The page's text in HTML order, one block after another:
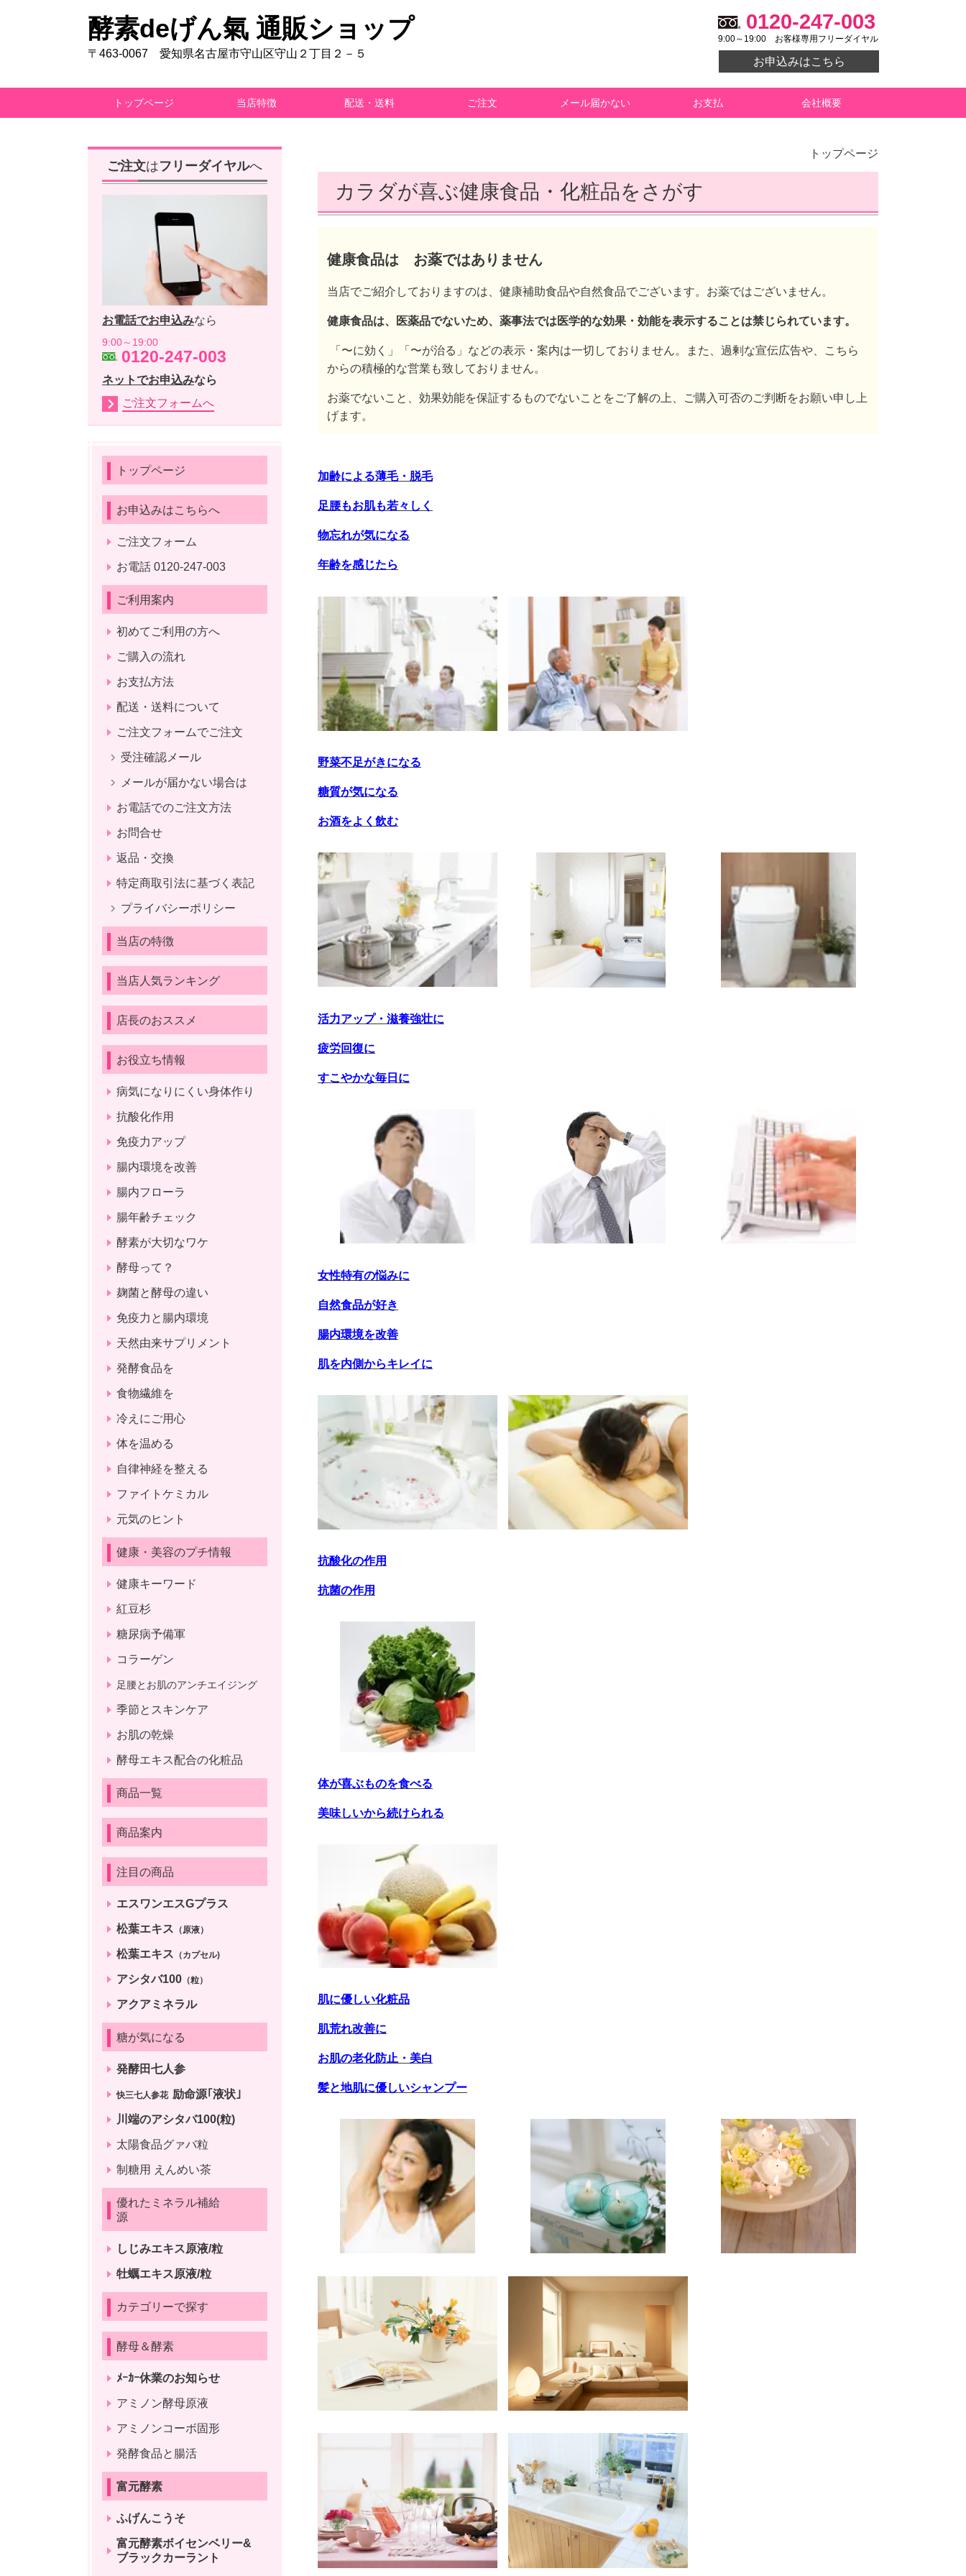
酵素deげん氣 通販ショップ
〒463-0067 愛知県名古屋市守山区守山２丁目２－５
0120-247-003
9:00～19:00 お客様専用フリーダイヤル
お申込みはこちら
トップページ 当店特徴 配送・送料 ご注文 メール届かない お支払 会社概要
トップページ
カラダが喜ぶ健康食品・化粧品をさがす
健康食品は お薬ではありません
当店でご紹介しておりますのは、健康補助食品や自然食品でございます。お薬ではございません。
健康食品は、医薬品でないため、薬事法では医学的な効果・効能を表示することは禁じられています。
「〜に効く」「〜が治る」などの表示・案内は一切しておりません。また、過剰な宣伝広告や、こちら
からの積極的な営業も致しておりません。
お薬でないこと、効果効能を保証するものでないことをご了解の上、ご購入可否のご判断をお願い申し上
げます。
加齢による薄毛・脱毛
足腰もお肌も若々しく
物忘れが気になる
年齢を感じたら
野菜不足がきになる
糖質が気になる
お酒をよく飲む
活力アップ・滋養強壮に
疲労回復に
すこやかな毎日に
女性特有の悩みに
自然食品が好き
腸内環境を改善
肌を内側からキレイに
抗酸化の作用
抗菌の作用
体が喜ぶものを食べる
美味しいから続けられる
肌に優しい化粧品
肌荒れ改善に
お肌の老化防止・美白
髪と地肌に優しいシャンプー
ご注文はフリーダイヤルへ
お電話でお申込みなら
9:00～19:00
0120-247-003
ネットでお申込みなら
ご注文フォームへ
トップページ
お申込みはこちらへ
ご注文フォーム
お電話 0120-247-003
ご利用案内
初めてご利用の方へ
ご購入の流れ
お支払方法
配送・送料について
ご注文フォームでご注文
受注確認メール
メールが届かない場合は
お電話でのご注文方法
お問合せ
返品・交換
特定商取引法に基づく表記
プライバシーポリシー
当店の特徴
当店人気ランキング
店長のおススメ
お役立ち情報
病気になりにくい身体作り
抗酸化作用
免疫力アップ
腸内環境を改善
腸内フローラ
腸年齢チェック
酵素が大切なワケ
酵母って？
麹菌と酵母の違い
免疫力と腸内環境
天然由来サプリメント
発酵食品を
食物繊維を
冷えにご用心
体を温める
自律神経を整える
ファイトケミカル
元気のヒント
健康・美容のプチ情報
健康キーワード
紅豆杉
糖尿病予備軍
コラーゲン
足腰とお肌のアンチエイジング
季節とスキンケア
お肌の乾燥
酵母エキス配合の化粧品
商品一覧
商品案内
注目の商品
エスワンエスGプラス
松葉エキス （原液）
松葉エキス （カプセル)
アシタバ100 （粒）
アクアミネラル
糖が気になる
発酵田七人参
快三七人参花 励命源｢液状｣
川端のアシタバ100(粒)
太陽食品グァバ粒
制糖用 えんめい茶
優れたミネラル補給
源
しじみエキス原液/粒
牡蠣エキス原液/粒
カテゴリーで探す
酵母＆酵素
ﾒｰｶｰ休業のお知らせ
アミノン酵母原液
アミノンコーボ固形
発酵食品と腸活
富元酵素
ふげんこうそ
富元酵素ボイセンベリー&
ブラックカーラント